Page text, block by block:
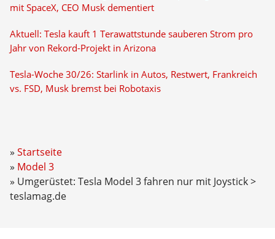
mit SpaceX, CEO Musk dementiert
Aktuell: Tesla kauft 1 Terawattstunde sauberen Strom pro
Jahr von Rekord-Projekt in Arizona
Tesla-Woche 30/26: Starlink in Autos, Restwert, Frankreich
vs. FSD, Musk bremst bei Robotaxis
Startseite
Model 3
Umgerüstet: Tesla Model 3 fahren nur mit Joystick >
teslamag.de